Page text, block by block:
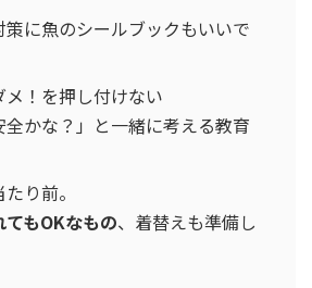
策に魚のシールブックもいいで
！を押し付けない
全かな？」と一緒に考える教育
り前。
もOKなもの、着替えも準備し